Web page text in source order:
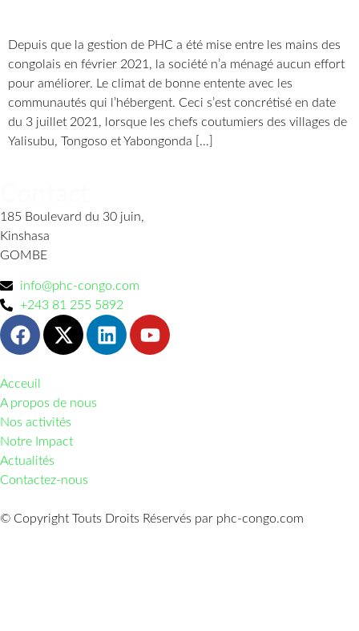
Depuis que la gestion de PHC a été mise entre les mains des
congolais en février 2021, la société n’a ménagé aucun effort
pour améliorer. Le climat de bonne entente avec les
communautés qui l’hébergent. Ceci s’est concrétisé en date
du 3 juillet 2021, lorsque les chefs coutumiers des villages de
Yalisubu, Tongoso et Yabongonda […]
185 Boulevard du 30 juin,
Kinshasa
GOMBE
info@phc-congo.com
+243 81 255 5892
Acceuil
A propos de nous
Nos activités
Notre Impact
Actualités
Contactez-nous
© Copyright Touts Droits Réservés par phc-congo.com